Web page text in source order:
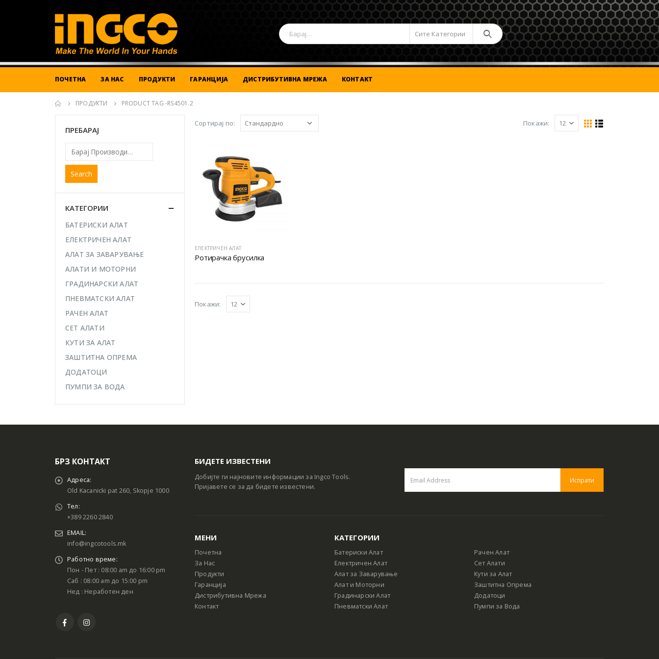
Сите Категории
ПОЧЕТНА ЗА НАС ПРОДУКТИ ГАРАНЦИЈА ДИСТРИБУТИВНА МРЕЖА КОНТАКТ
ПРОДУКТИ PRODUCT TAG -RS4501.2
Сортирај по: Покажи:
ЕЛЕКТРИЧЕН АЛАТ
Ротирачка брусилка
Покажи:
ПРЕБАРАЈ
Search
КАТЕГОРИИ
БАТЕРИСКИ АЛАТ
ЕЛЕКТРИЧЕН АЛАТ
АЛАТ ЗА ЗАВАРУВАЊЕ
АЛАТИ И МОТОРНИ
ГРАДИНАРСКИ АЛАТ
ПНЕВМАТСКИ АЛАТ
РАЧЕН АЛАТ
СЕТ АЛАТИ
КУТИ ЗА АЛАТ
ЗАШТИТНА ОПРЕМА
ДОДАТОЦИ
ПУМПИ ЗА ВОДА
БРЗ КОНТАКТ
Адреса:
Old Kacanicki pat 260, Skopje 1000
Тел:
+389 2260 2840
EMAIL:
info@ingcotools.mk
Работно време:
Пон - Пет : 08:00 am до 16:00 pm
Саб : 08:00 am до 15:00 pm
Нед : Неработен ден
БИДЕТЕ ИЗВЕСТЕНИ
Добијте ги најновите информации за Ingco Tools.
Пријавете се за да бидете известени.
МЕНИ
Почетна
За Нас
Продукти
Гаранција
Дистрибутивна Мрежа
Контакт
КАТЕГОРИИ
Батериски Алат
Електричен Алат
Алат за Заварување
Алат и Моторни
Градинарски Алат
Пневматски Алат
Рачен Алат
Сет Алати
Кути за Алат
Заштитна Опрема
Додатоци
Пумпи за Вода